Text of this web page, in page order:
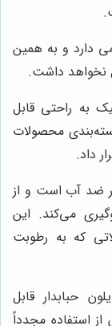
دارد و به همین
نخواهد داشت.
به راحتی قابل
محصولات
داد.
ضد آب است و از
می‌کند. این
که به رطوبت
حبابدار قابل
استفاده مجدداً